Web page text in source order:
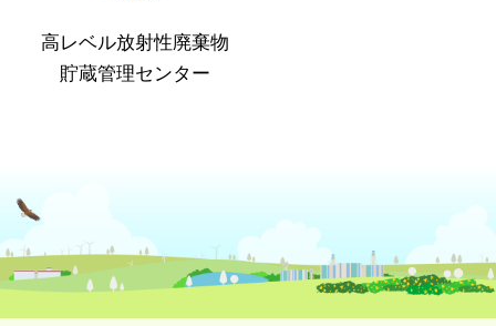
高レベル放射性廃棄物
貯蔵管理センター